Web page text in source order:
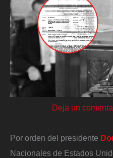
Deja un
Por orden del presidente
Nacionales de Estados